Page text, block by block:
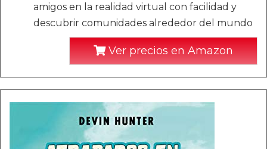
amigos en la realidad virtual con facilidad y
descubrir comunidades alrededor del mundo
Ver precios en Amazon